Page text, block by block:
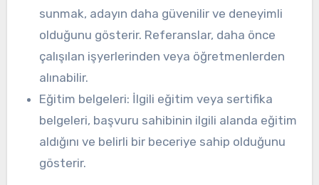
sunmak, adayın daha güvenilir ve deneyimli
olduğunu gösterir. Referanslar, daha önce
çalışılan işyerlerinden veya öğretmenlerden
alınabilir.
Eğitim belgeleri: İlgili eğitim veya sertifika
belgeleri, başvuru sahibinin ilgili alanda eğitim
aldığını ve belirli bir beceriye sahip olduğunu
gösterir.